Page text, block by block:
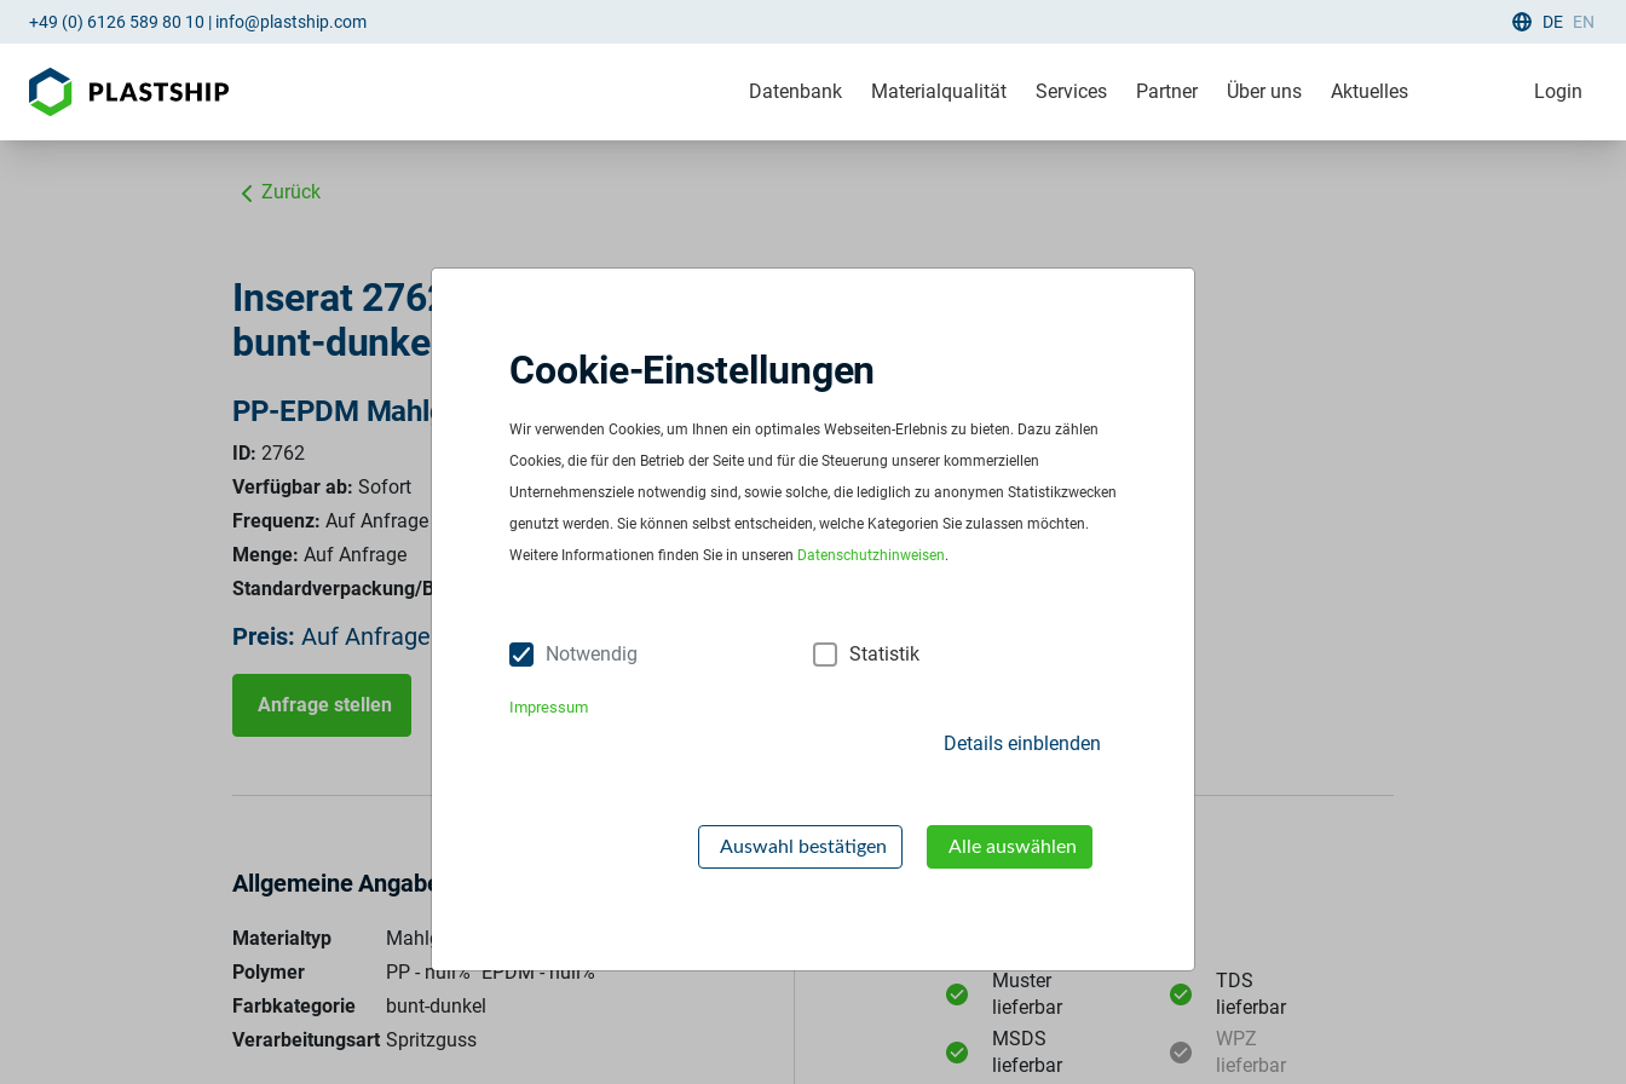
+49 (0) 6126 589 80 10 | info@plastship.com DE EN
Datenbank Materialqualität Services Partner Über uns Aktuelles Login
Zurück
Inserat 2762: PP+EPDM pre consumer
bunt-dunkel
PP-EPDM Mahlgut ex Stoßfänger
ID: 2762
Verfügbar ab: Sofort
Frequenz: Auf Anfrage
Menge: Auf Anfrage
Standardverpackung/Bereitstellungsart:
Preis: Auf Anfrage
Anfrage stellen
Allgemeine Angaben
Materialtyp
Mahlgut
Polymer
PP - null% EPDM - null%
Farbkategorie
bunt-dunkel
Verarbeitungsart Spritzguss
Muster
lieferbar
TDS
lieferbar
MSDS
lieferbar
WPZ
lieferbar
Cookie-Einstellungen
Wir verwenden Cookies, um Ihnen ein optimales Webseiten-Erlebnis zu bieten. Dazu zählen
Cookies, die für den Betrieb der Seite und für die Steuerung unserer kommerziellen
Unternehmensziele notwendig sind, sowie solche, die lediglich zu anonymen Statistikzwecken
genutzt werden. Sie können selbst entscheiden, welche Kategorien Sie zulassen möchten.
Weitere Informationen finden Sie in unseren Datenschutzhinweisen.
Notwendig Statistik
Impressum
Details einblenden
Auswahl bestätigen Alle auswählen